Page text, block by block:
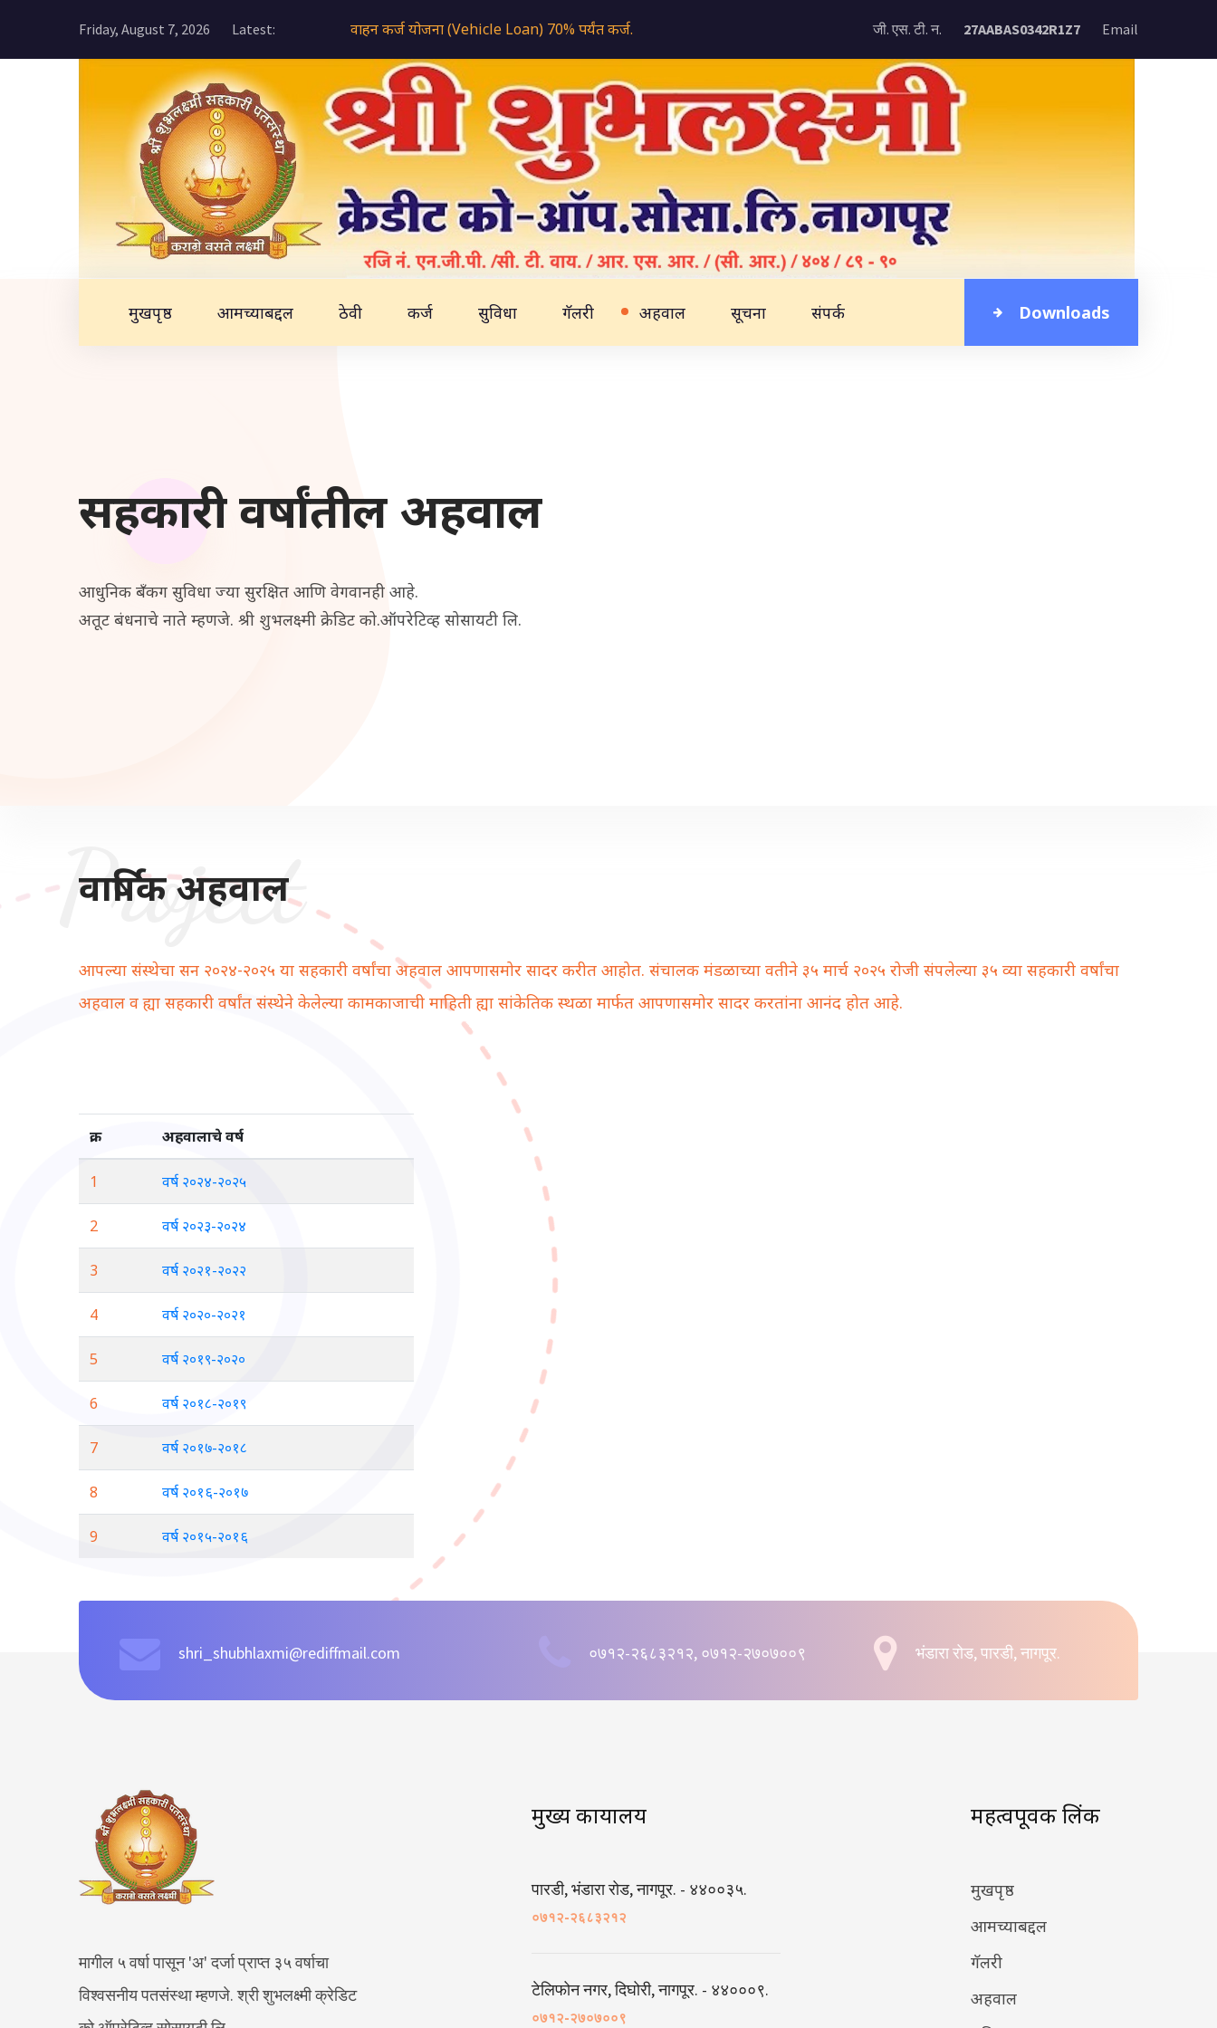
Friday, August 7, 2026 Latest: वाहन कर्ज योजना (Vehicle Loan) 70% पर्यंत कर्ज. जी. एस. टी. न. 27AABAS0342R1Z7 Email
मुखपृष्ठ आमच्याबद्दल ठेवी कर्ज सुविधा गॅलरी अहवाल सूचना संपर्क Downloads
सहकारी वर्षांतील अहवाल
आधुनिक बँकिंग सुविधा ज्या सुरक्षित आणि वेगवानही आहे.
अतूट बंधनाचे नाते म्हणजे. श्री शुभलक्ष्मी क्रेडिट को.ऑपरेटिव्ह सोसायटी लि.
वार्षिक अहवाल
आपल्या संस्थेचा सन २०२४-२०२५ या सहकारी वर्षांचा अहवाल आपणासमोर सादर करीत आहोत. संचालक मंडळाच्या वतीने ३५ मार्च २०२५ रोजी संपलेल्या ३५ व्या सहकारी वर्षांचा
अहवाल व ह्या सहकारी वर्षांत संस्थेने केलेल्या कामकाजाची माहिती ह्या सांकेतिक स्थळा मार्फत आपणासमोर सादर करतांना आनंद होत आहे.
क्र. अहवालाचे वर्ष
1 वर्ष २०२४-२०२५
2 वर्ष २०२३-२०२४
3 वर्ष २०२१-२०२२
4 वर्ष २०२०-२०२१
5 वर्ष २०१९-२०२०
6 वर्ष २०१८-२०१९
7 वर्ष २०१७-२०१८
8 वर्ष २०१६-२०१७
9 वर्ष २०१५-२०१६
shri_shubhlaxmi@rediffmail.com ०७१२-२६८३२१२, ०७१२-२७०७००९ भंडारा रोड, पारडी, नागपूर.
मागील ५ वर्षा पासून 'अ' दर्जा प्राप्त ३५ वर्षाचा
विश्वसनीय पतसंस्था म्हणजे. श्री शुभलक्ष्मी क्रेडिट
मुख्य कार्यालय
पारडी, भंडारा रोड, नागपूर. - ४४००३५.
०७१२-२६८३२१२
टेलिफोन नगर, दिघोरी, नागपूर. - ४४०००९.
०७१२-२७०७००९
महत्वपूर्वक लिंक
मुखपृष्ठ
आमच्याबद्दल
गॅलरी
अहवाल